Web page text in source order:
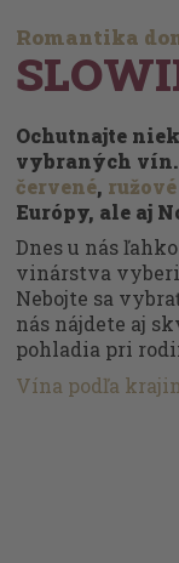
Romantika
Ochutnajte
vybraných vín.
červené, ružové
Európy, ale aj
Dnes u nás
vinárstva
Nebojte sa
nás nájdete aj
pohladia pri
Vína podľa